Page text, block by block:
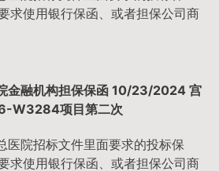
求使用银行保函、或者担保公司商
金融机构担保保函 10/23/2024 宫
W3284项目第二次
医院招标文件里面要求的投标保
求使用银行保函、或者担保公司商